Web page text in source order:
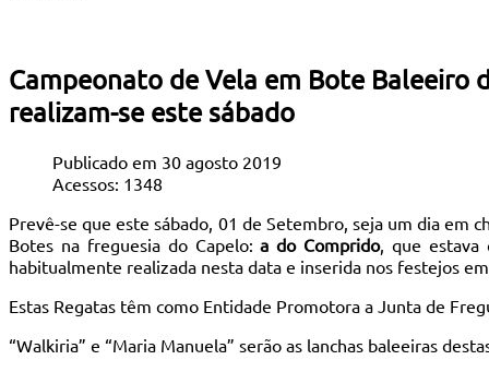
Campeonato de Vela em Bote Baleeiro
realizam-se este sábado
Publicado em 30 agosto 2019
Acessos: 1348
Prevê-se que este sábado, 01 de Setembro, seja um dia em
Botes na freguesia do Capelo:a do Comprido, que estava
habitualmente realizada nesta data e inserida nos festejos
Estas Regatas têm como Entidade Promotora a Junta de
“Walkiria” e “Maria Manuela” serão as lanchas baleeiras